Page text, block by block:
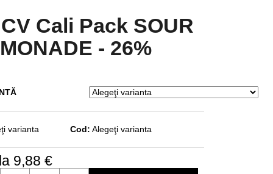
Cali Pack SOUR
- 26%
varianta Cod: Alegeţi varianta
9,88 €